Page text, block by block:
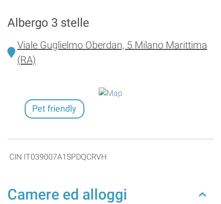
Albergo 3 stelle
Viale Guglielmo Oberdan, 5 Milano Marittima
(RA)
Pet friendly
CIN IT039007A1SPDQCRVH
Camere ed alloggi